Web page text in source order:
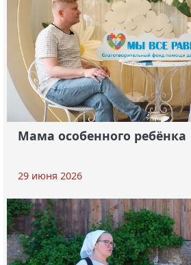
Мама особенного ребёнка
29 июня 2026